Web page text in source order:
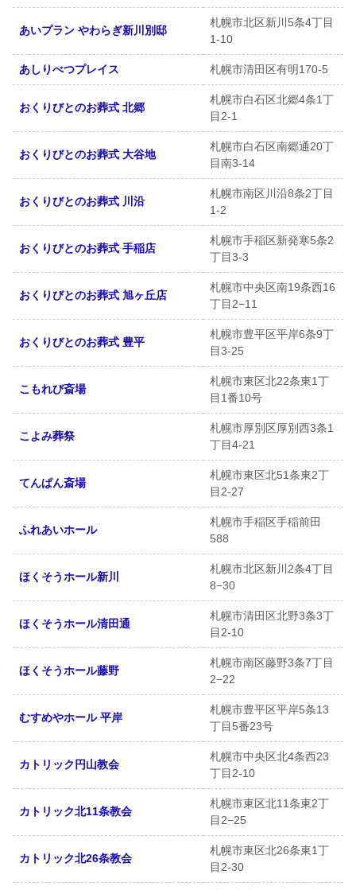
あいプラン やわらぎ新川別邸
札幌市北区新川5条4丁目
1-10
あしりべつプレイス 札幌市清田区有明170-5
おくりびとのお葬式 北郷
札幌市白石区北郷4条1丁
目2-1
おくりびとのお葬式 大谷地
札幌市白石区南郷通20丁
目南3-14
おくりびとのお葬式 川沿
札幌市南区川沿8条2丁目
1-2
おくりびとのお葬式 手稲店
札幌市手稲区新発寒5条2
丁目3-3
おくりびとのお葬式 旭ヶ丘店
札幌市中央区南19条西16
丁目2−11
おくりびとのお葬式 豊平
札幌市豊平区平岸6条9丁
目3-25
こもれび斎場
札幌市東区北22条東1丁
目1番10号
こよみ葬祭
札幌市厚別区厚別西3条1
丁目4-21
てんぱん斎場
札幌市東区北51条東2丁
目2-27
ふれあいホール
札幌市手稲区手稲前田
588
ほくそうホール新川
札幌市北区新川2条4丁目
8−30
ほくそうホール清田通
札幌市清田区北野3条3丁
目2-10
ほくそうホール藤野
札幌市南区藤野3条7丁目
2−22
むすめやホール 平岸
札幌市豊平区平岸5条13
丁目5番23号
カトリック円山教会
札幌市中央区北4条西23
丁目2-10
カトリック北11条教会
札幌市東区北11条東2丁
目2−25
カトリック北26条教会
札幌市東区北26条東1丁
目2-30